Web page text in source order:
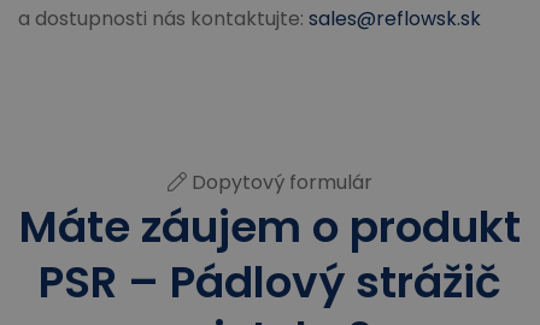
a dostupnosti nás kontaktujte: sales@reflowsk.sk
Dopytový formulár
Máte záujem o produkt
PSR – Pádlový strážič